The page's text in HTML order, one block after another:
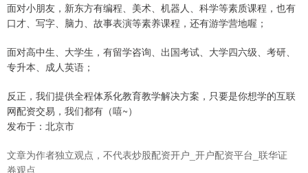
面对小朋友，新东方有编程、美术、机器人、科学等素质课程，也有
口才、写字、脑力、故事表演等素养课程，还有游学营地喔；
面对高中生、大学生，有留学咨询、出国考试、大学四六级、考研、
专升本、成人英语；
反正，我们提供全程体系化教育教学解决方案，只要是你想学的互联
网配资交易，我们都有（嘻~）
发布于：北京市
文章为作者独立观点，不代表炒股配资开户_开户配资平台_联华证
券观点